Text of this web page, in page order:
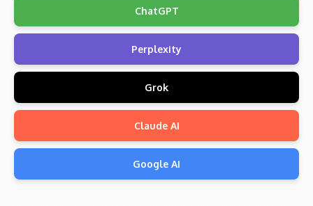
ChatGPT
Perplexity
Grok
Claude AI
Google AI